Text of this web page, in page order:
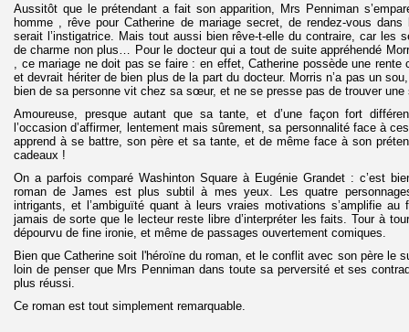
Aussitôt que le prétendant a fait son apparition, Mrs Penniman
homme , rêve pour Catherine de mariage secret, de rendez-vous
serait l’instigatrice. Mais tout aussi bien rêve-t-elle du contraire, car les
de charme non plus… Pour le docteur qui a tout de suite appréhendé
, ce mariage ne doit pas se faire : en effet, Catherine possède une rente
et devrait hériter de bien plus de la part du docteur. Morris n’a pas un
bien de sa personne vit chez sa sœur, et ne se presse pas de trouver une
Amoureuse, presque autant que sa tante, et d’une façon fort
l’occasion d’affirmer, lentement mais sûrement, sa personnalité face à
apprend à se battre, son père et sa tante, et de même face à son
cadeaux !
On a parfois comparé Washinton Square à Eugénie Grandet : c’est
roman de James est plus subtil à mes yeux. Les quatre
intrigants, et l’ambiguïté quant à leurs vraies motivations s’amplifie
jamais de sorte que le lecteur reste libre d’interpréter les faits. Tour à
dépourvu de fine ironie, et même de passages ouvertement comiques.
Bien que Catherine soit l'héroïne du roman, et le conflit avec son père le
loin de penser que Mrs Penniman dans toute sa perversité et ses
plus réussi.
Ce roman est tout simplement remarquable.